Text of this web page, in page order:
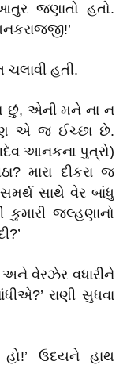
જણાતો હતો.
હતી.
છું, એની મને ના ન
પણ એ જ ઈચ્છા છે.
આનકના પુત્રો)
મારા દીકરા જ
સાથે વેર બાંધુ
કુમારી જ્લ્હણાનો
વેરઝેર વધારીને
રાણી સુધવા
હો!’ ઉદયને હાથ